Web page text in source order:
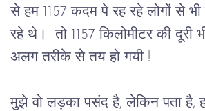
से हम 1157 कदम पे रह रहे लोगों से भी
रहे थे।  तो 1157 किलोमीटर की दूरी
अलग तरीके से तय हो गयी !
मुझे वो लड़का पसंद है, लेकिन पता है,